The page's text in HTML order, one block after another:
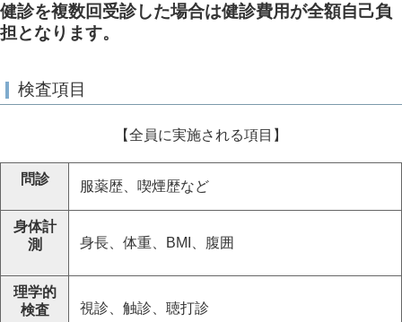
健診を複数回受診した場合は健診費用が全額自己負
担となります。
検査項目
【全員に実施される項目】
問診 服薬歴、喫煙歴など
身体計
測
身長、体重、BMI、腹囲
理学的
検査
視診、触診、聴打診